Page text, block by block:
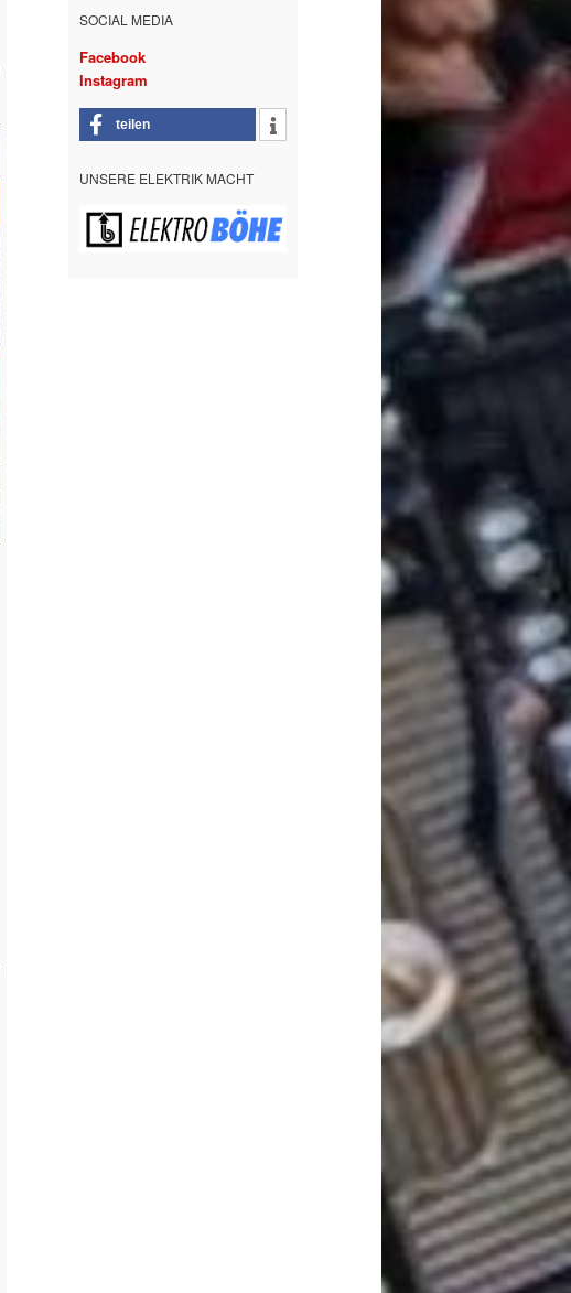
SOCIAL MEDIA
Facebook
Instagram
teilen
UNSERE ELEKTRIK MACHT